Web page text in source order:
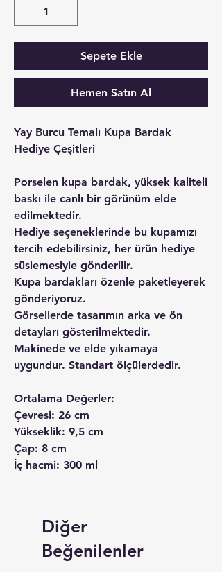
Sepete Ekle
Hemen Satın Al
Yay Burcu Temalı Kupa Bardak
Hediye Çeşitleri
Porselen kupa bardak, yüksek kaliteli
baskı ile canlı bir görünüm elde
edilmektedir.
Hediye seçeneklerinde bu kupamızı
tercih edebilirsiniz, her ürün hediye
süslemesiyle gönderilir.
Kupa bardakları özenle paketleyerek
gönderiyoruz.
Görsellerde tasarımın arka ve ön
detayları gösterilmektedir.
Makinede ve elde yıkamaya
uygundur. Standart ölçülerdedir.
Ortalama Değerler:
Çevresi: 26 cm
Yükseklik: 9,5 cm
Çap: 8 cm
İç hacmi: 300 ml
Diğer
Beğenilenler